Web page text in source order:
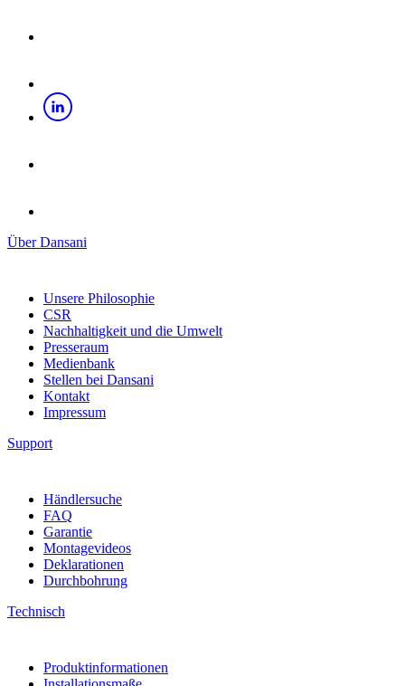
Über Dansani
Unsere Philosophie
CSR
Nachhaltigkeit und die Umwelt
Presseraum
Medienbank
Stellen bei Dansani
Kontakt
Impressum
Support
Händlersuche
FAQ
Garantie
Montagevideos
Deklarationen
Durchbohrung
Technisch
Produktinformationen